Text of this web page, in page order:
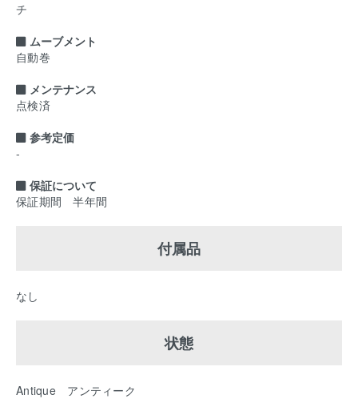
チ
ムーブメント
自動巻
メンテナンス
点検済
参考定価
-
保証について
保証期間 半年間
付属品
なし
状態
Antique アンティーク